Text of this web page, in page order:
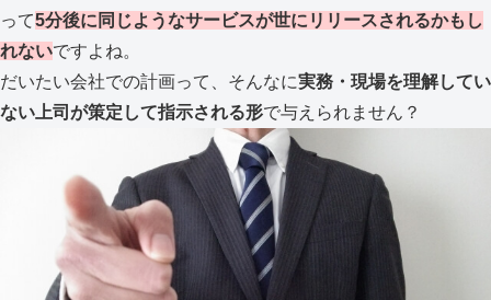
って5分後に同じようなサービスが世にリリースされるかもし
れないですよね。
だいたい会社での計画って、そんなに実務・現場を理解してい
ない上司が策定して指示される形で与えられません？